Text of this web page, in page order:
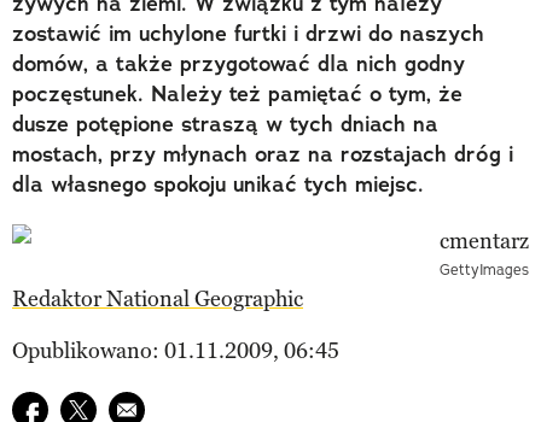
zostawić im uchylone furtki i drzwi do naszych
domów, a także przygotować dla nich godny
poczęstunek. Należy też pamiętać o tym, że
dusze potępione straszą w tych dniach na
mostach, przy młynach oraz na rozstajach dróg i
dla własnego spokoju unikać tych miejsc.
GettyImages
Redaktor National Geographic
Opublikowano: 01.11.2009, 06:45
Udostępnij na facebook
Udostępnij na twitter
E-mail do przyjaciela